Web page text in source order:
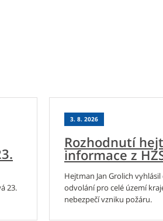
23.
3. 8. 2026
Rozhodnutí
informace z
Hejtman Jan Grolich
odvolání pro celé území
nebezpečí vzniku požáru.